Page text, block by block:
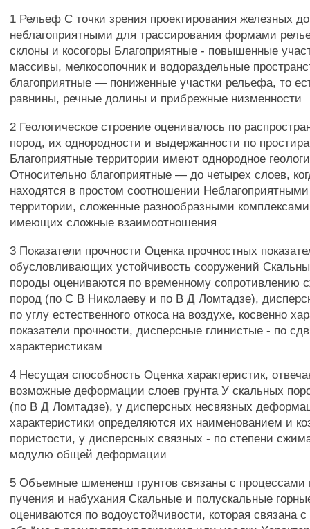
1 Рельеф С точки зрения проектирования железных
неблагоприятными для трассирования формами
склоны и косогоры Благоприятные - повышенные
массивы, мелкосопочник и водораздельные
благоприятные — пониженные участки рельефа, то
равнины, речные долины и прибрежные низменности
2 Геологическое строение оценивалось по
пород, их однородности и выдержанности по
Благоприятные территории имеют однородное
Относительно благоприятные — до четырех слоев,
находятся в простом соотношении
территории, сложенные разнообразными
имеющих сложные взаимоотношения
3 Показатели прочности Оценка прочностных
обусловливающих устойчивость сооружений
породы оцениваются по временному сопротивлению
пород (по С В Николаеву и по В Д Ломтадзе),
по углу естественного откоса на воздухе, косвенно
показатели прочности, дисперсные глинистые - по
характеристикам
4 Несущая способность Оценка характеристик,
возможные деформации слоев грунта У скальных
(по В Д Ломтадзе), у дисперсных несвязных
характеристики определяются их наименованием и
пористости, у дисперсных связных - по степени
модулю общей деформации
5 Объемные шмененш грунтов связаны с процессами
пучения и набухания Скальные и полускальные
оцениваются по водоустойчивости, которая связана